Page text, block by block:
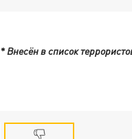
* Внесён в список